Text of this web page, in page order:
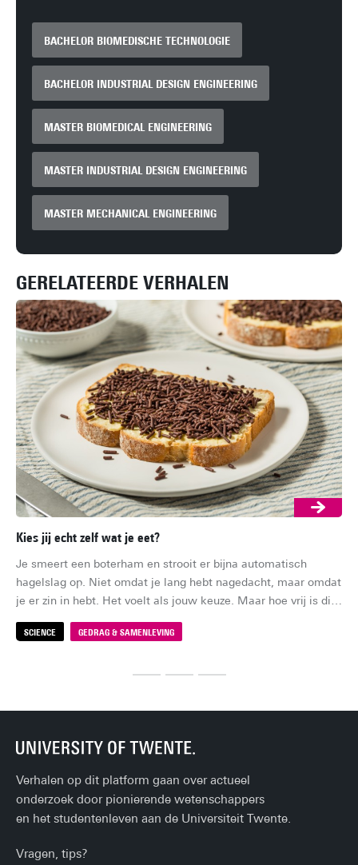
BACHELOR BIOMEDISCHE TECHNOLOGIE
BACHELOR INDUSTRIAL DESIGN ENGINEERING
MASTER BIOMEDICAL ENGINEERING
MASTER INDUSTRIAL DESIGN ENGINEERING
MASTER MECHANICAL ENGINEERING
GERELATEERDE VERHALEN
SCIENCE GEDRAG & SAMENLEVING
Kies jij echt zelf wat je eet?
Je smeert een boterham en strooit er bijna automatisch
hagelslag op. Niet omdat je lang hebt nagedacht, maar omdat
je er zin in hebt. Het voelt als jouw keuze. Maar hoe vrij is die
keuze eigenlijk?
Verhalen op dit platform gaan over actueel
onderzoek door pionierende wetenschappers
en het studentenleven aan de Universiteit Twente.
Vragen, tips?